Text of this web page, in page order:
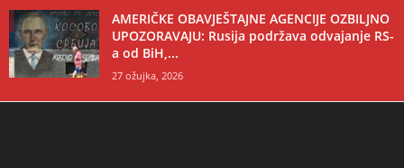
AMERIČKE OBAVJEŠTAJNE AGENCIJE OZBILJNO
UPOZORAVAJU: Rusija podržava odvajanje RS-
a od BiH,...
27 ožujka, 2026